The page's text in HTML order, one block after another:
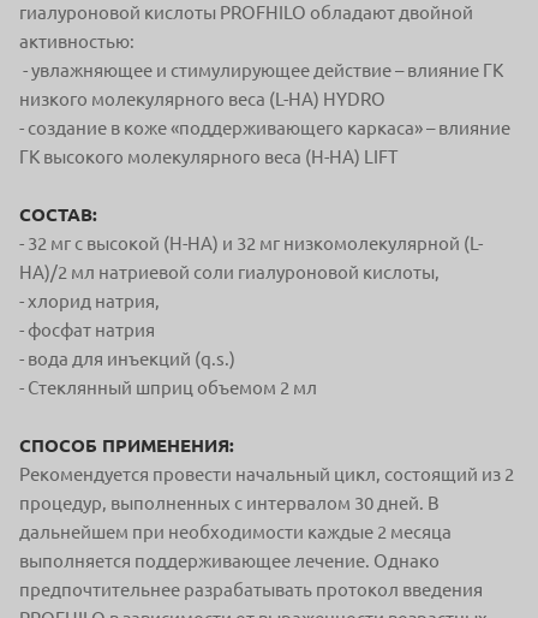
гиалуроновой кислоты PROFHILO обладают двойной
активностью:
- увлажняющее и стимулирующее действие – влияние ГК
низкого молекулярного веса (L-HA) HYDRO
- создание в коже «поддерживающего каркаса» – влияние
ГК высокого молекулярного веса (H-HA) LIFT
СОСТАВ:
- 32 мг c высокой (H-HA) и 32 мг низкомолекулярной (L-
HA)/2 мл натриевой соли гиалуроновой кислоты,
- хлорид натрия,
- фосфат натрия
- вода для инъекций (q.s.)
- Стеклянный шприц объемом 2 мл
СПОСОБ ПРИМЕНЕНИЯ:
Рекомендуется провести начальный цикл, состоящий из 2
процедур, выполненных с интервалом 30 дней. В
дальнейшем при необходимости каждые 2 месяца
выполняется поддерживающее лечение. Однако
предпочтительнее разрабатывать протокол введения